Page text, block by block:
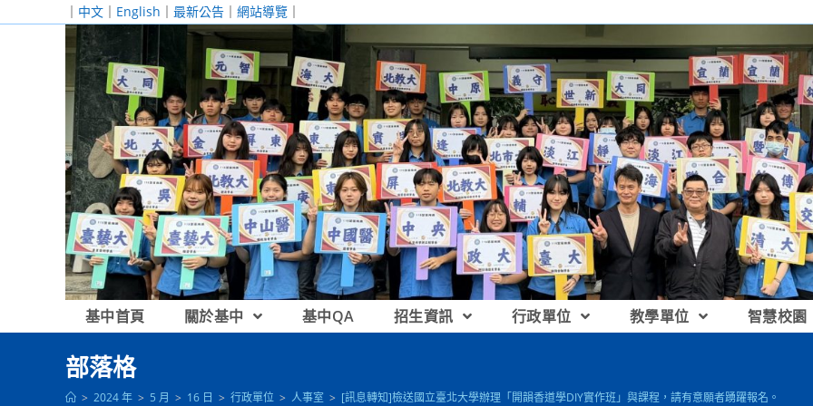
｜ 中文 ｜ English ｜ 最新公告 ｜ 網站導覽 ｜
基中首頁 關於基中 基中QA 招生資訊 行政單位 教學單位 智慧校園
部落格
> 2024 年 > 5 月 > 16 日 > 行政單位 > 人事室 > [訊息轉知]檢送國立臺北大學辦理「開韻香道學DIY實作班」與課程，請有意願者踴躍報名。